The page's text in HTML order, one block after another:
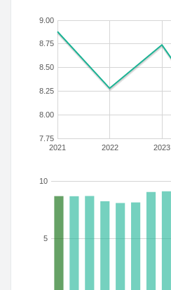
2021 2022 2023
7.75
8.00
8.25
8.50
8.75
9.00
5
10